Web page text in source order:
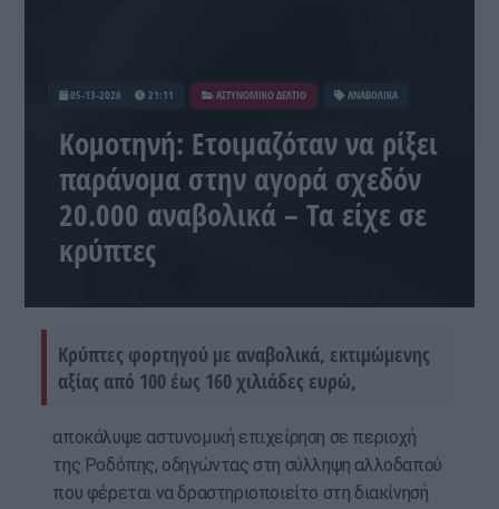
05-13-2026 21:11 ΑΣΤΥΝΟΜΙΚΟ ΔΕΛΤΙΟ ΑΝΑΒΟΛΙΚΑ
Κομοτηνή: Ετοιμαζόταν να ρίξει
παράνομα στην αγορά σχεδόν
20.000 αναβολικά – Τα είχε σε
κρύπτες
Κρύπτες φορτηγού με αναβολικά, εκτιμώμενης
αξίας από 100 έως 160 χιλιάδες ευρώ,
αποκάλυψε αστυνομική επιχείρηση σε περιοχή
της Ροδόπης, οδηγώντας στη σύλληψη αλλοδαπού
που φέρεται να δραστηριοποιείτο στη διακίνησή